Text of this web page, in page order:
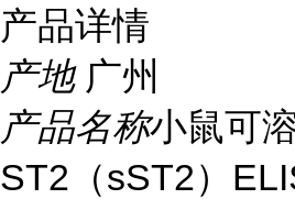
产品详情
产地 广州
产品名称小鼠可
ST2（sST2）